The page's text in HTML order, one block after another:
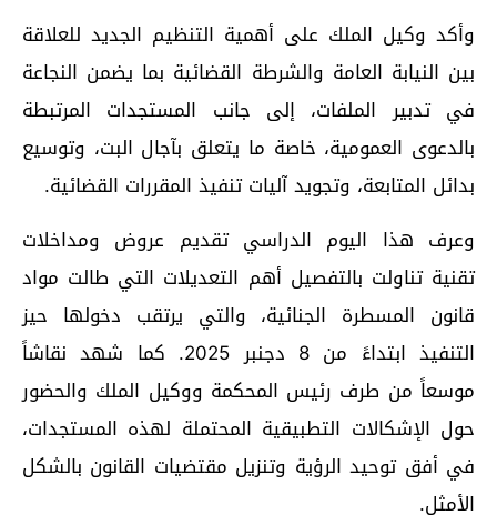
وأكد وكيل الملك على أهمية التنظيم الجديد للعلاقة
بين النيابة العامة والشرطة القضائية بما يضمن النجاعة
في تدبير الملفات، إلى جانب المستجدات المرتبطة
بالدعوى العمومية، خاصة ما يتعلق بآجال البت، وتوسيع
بدائل المتابعة، وتجويد آليات تنفيذ المقررات القضائية.
وعرف هذا اليوم الدراسي تقديم عروض ومداخلات
تقنية تناولت بالتفصيل أهم التعديلات التي طالت مواد
قانون المسطرة الجنائية، والتي يرتقب دخولها حيز
التنفيذ ابتداءً من 8 دجنبر 2025. كما شهد نقاشاً
موسعاً من طرف رئيس المحكمة ووكيل الملك والحضور
حول الإشكالات التطبيقية المحتملة لهذه المستجدات،
في أفق توحيد الرؤية وتنزيل مقتضيات القانون بالشكل
الأمثل.